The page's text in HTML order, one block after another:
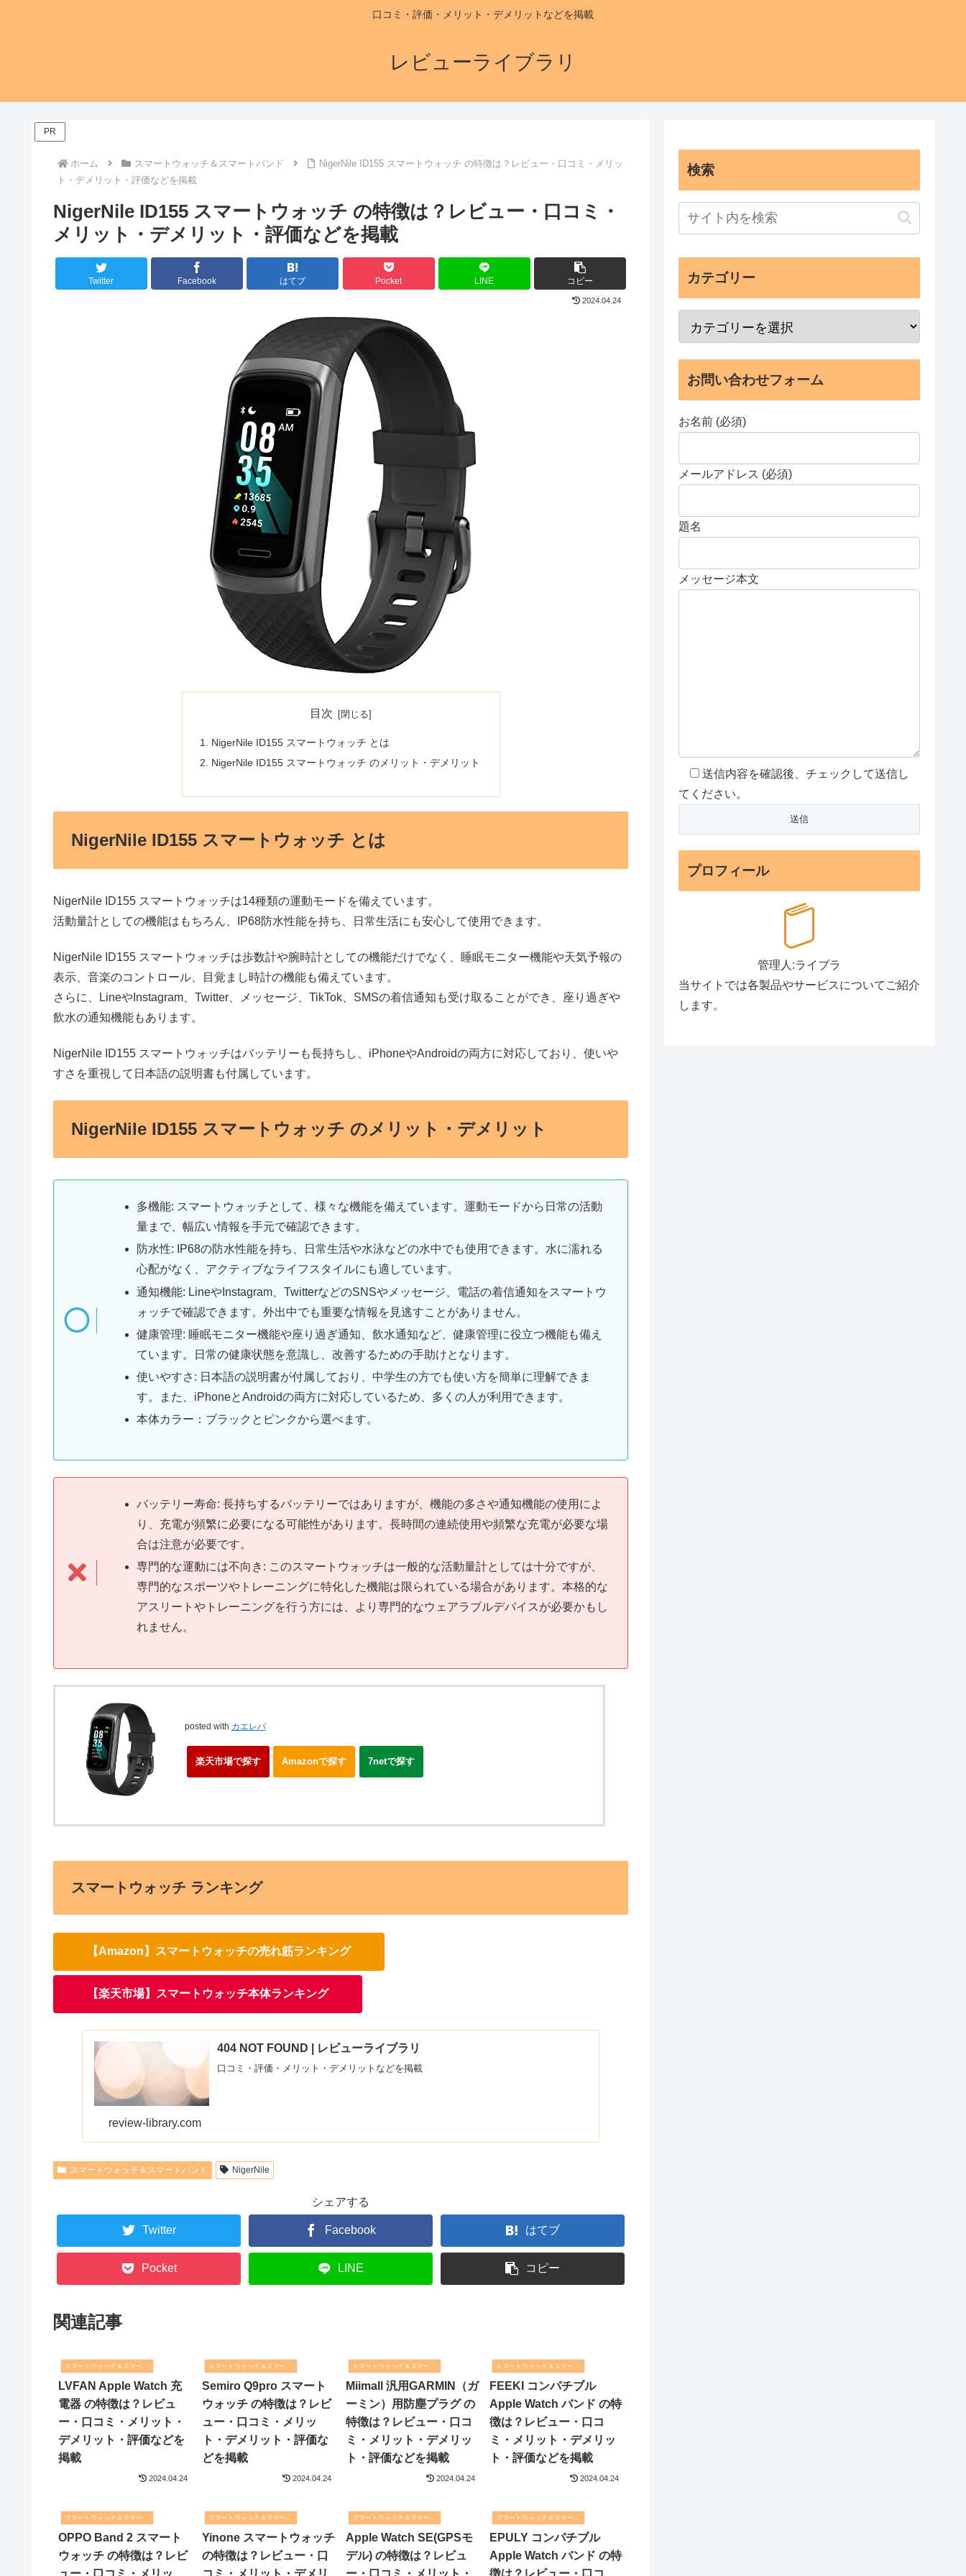
口コミ・評価・メリット・デメリットなどを掲載
レビューライブラリ
ホーム スマートウォッチ＆スマートバンド
NigerNile ID155 スマートウォッチ の特徴は？レビュー・口コミ・メリッ
ト・デメリット・評価などを掲載
PR
NigerNile ID155 スマートウォッチ の特徴は？レビュー・口コミ・
メリット・デメリット・評価などを掲載
Twitter Facebook はてブ Pocket LINE コピー
2024.04.24
目次
NigerNile ID155 スマートウォッチ とは
NigerNile ID155 スマートウォッチ のメリット・デメリット
NigerNile ID155 スマートウォッチ とは
NigerNile ID155 スマートウォッチは14種類の運動モードを備えています。
活動量計としての機能はもちろん、IP68防水性能を持ち、日常生活にも安心して使用できます。
NigerNile ID155 スマートウォッチは歩数計や腕時計としての機能だけでなく、睡眠モニター機能や天気予報の
表示、音楽のコントロール、目覚まし時計の機能も備えています。
さらに、LineやInstagram、Twitter、メッセージ、TikTok、SMSの着信通知も受け取ることができ、座り過ぎや
飲水の通知機能もあります。
NigerNile ID155 スマートウォッチはバッテリーも長持ちし、iPhoneやAndroidの両方に対応しており、使いや
すさを重視して日本語の説明書も付属しています。
NigerNile ID155 スマートウォッチ のメリット・デメリット
多機能: スマートウォッチとして、様々な機能を備えています。運動モードから日常の活動
量まで、幅広い情報を手元で確認できます。
防水性: IP68の防水性能を持ち、日常生活や水泳などの水中でも使用できます。水に濡れる
心配がなく、アクティブなライフスタイルにも適しています。
通知機能: LineやInstagram、TwitterなどのSNSやメッセージ、電話の着信通知をスマートウ
ォッチで確認できます。外出中でも重要な情報を見逃すことがありません。
健康管理: 睡眠モニター機能や座り過ぎ通知、飲水通知など、健康管理に役立つ機能も備え
ています。日常の健康状態を意識し、改善するための手助けとなります。
使いやすさ: 日本語の説明書が付属しており、中学生の方でも使い方を簡単に理解できま
す。また、iPhoneとAndroidの両方に対応しているため、多くの人が利用できます。
本体カラー：ブラックとピンクから選べます。
バッテリー寿命: 長持ちするバッテリーではありますが、機能の多さや通知機能の使用によ
り、充電が頻繁に必要になる可能性があります。長時間の連続使用や頻繁な充電が必要な場
合は注意が必要です。
専門的な運動には不向き: このスマートウォッチは一般的な活動量計としては十分ですが、
専門的なスポーツやトレーニングに特化した機能は限られている場合があります。本格的な
アスリートやトレーニングを行う方には、より専門的なウェアラブルデバイスが必要かもし
れません。
posted with カエレバ
楽天市場で探す Amazonで探す 7netで探す
スマートウォッチ ランキング
【Amazon】スマートウォッチの売れ筋ランキング
【楽天市場】スマートウォッチ本体ランキング
404 NOT FOUND | レビューライブラリ
口コミ・評価・メリット・デメリットなどを掲載
review-library.com
スマートウォッチ＆スマートバンド NigerNile
シェアする
Twitter Facebook はてブ
Pocket LINE コピー
関連記事
LVFAN Apple Watch 充
電器 の特徴は？レビュ
ー・口コミ・メリット・
デメリット・評価などを
掲載
2024.04.24
Semiro Q9pro スマート
ウォッチ の特徴は？レビ
ュー・口コミ・メリッ
ト・デメリット・評価な
どを掲載
2024.04.24
Miimall 汎用GARMIN（ガ
ーミン）用防塵プラグ の
特徴は？レビュー・口コ
ミ・メリット・デメリッ
ト・評価などを掲載
2024.04.24
FEEKI コンパチブル
Apple Watch バンド の特
徴は？レビュー・口コ
ミ・メリット・デメリッ
ト・評価などを掲載
2024.04.24
スマートウォッチ＆スマートバンド
OPPO Band 2 スマート
ウォッチ の特徴は？レビ
スマートウォッチ＆スマートバンド
Yinone スマートウォッチ
の特徴は？レビュー・口
スマートウォッチ＆スマートバンド
Apple Watch SE(GPSモ
デル) の特徴は？レビュ
スマートウォッチ＆スマートバンド
EPULY コンパチブル
Apple Watch バンド の特
検索
カテゴリー
お問い合わせフォーム
お名前 (必須)
メールアドレス (必須)
題名
メッセージ本文
送信内容を確認後、チェックして送信し
てください。
プロフィール
管理人:ライブラ
当サイトでは各製品やサービスについてご紹介
します。